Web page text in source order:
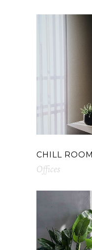
CHILL ROOM
Offices